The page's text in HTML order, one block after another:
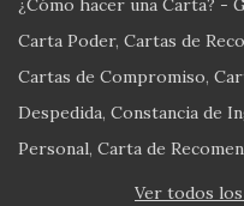
¿Cómo hacer una Carta? -
Carta Poder Cartas de
Cartas de Compromiso
Despedida Constancia de
Personal Carta de
Ver todos